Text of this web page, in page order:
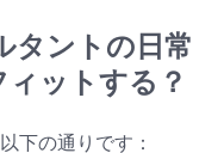
タントの日常
ットする？
下の通りです：